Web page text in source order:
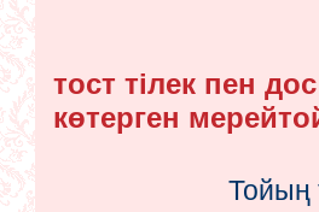
тост тілек пен
көтерген
Тойың